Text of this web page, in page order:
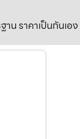
น ราคาเป็นกันเอง